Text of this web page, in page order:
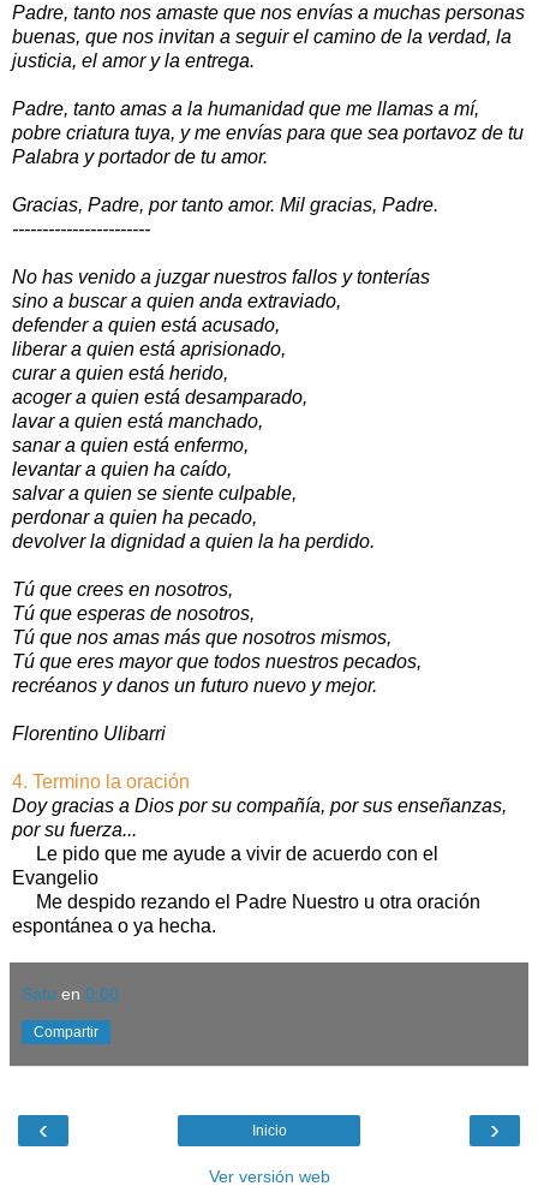
Padre, tanto nos amaste que nos envías a muchas personas
buenas, que nos invitan a seguir el camino de la verdad, la
justicia, el amor y la entrega.
Padre, tanto amas a la humanidad que me llamas a mí,
pobre criatura tuya, y me envías para que sea portavoz de tu
Palabra y portador de tu amor.
Gracias, Padre, por tanto amor. Mil gracias, Padre.
-----------------------
No has venido a juzgar nuestros fallos y tonterías
sino a buscar a quien anda extraviado,
defender a quien está acusado,
liberar a quien está aprisionado,
curar a quien está herido,
acoger a quien está desamparado,
lavar a quien está manchado,
sanar a quien está enfermo,
levantar a quien ha caído,
salvar a quien se siente culpable,
perdonar a quien ha pecado,
devolver la dignidad a quien la ha perdido.
Tú que crees en nosotros,
Tú que esperas de nosotros,
Tú que nos amas más que nosotros mismos,
Tú que eres mayor que todos nuestros pecados,
recréanos y danos un futuro nuevo y mejor.
Florentino Ulibarri
4. Termino la oración
Doy gracias a Dios por su compañía, por sus enseñanzas,
por su fuerza...
Le pido que me ayude a vivir de acuerdo con el
Evangelio
Me despido rezando el Padre Nuestro u otra oración
espontánea o ya hecha.
Satu en 0:00
Compartir
‹ ›
Inicio
Ver versión web